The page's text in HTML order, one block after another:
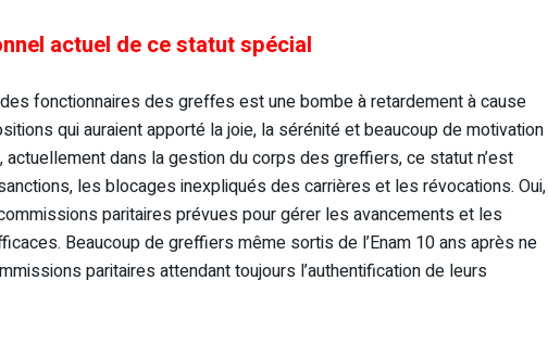
actuel de ce statut spécial
fonctionnaires des greffes est une bombe à retardement à cause
qui auraient apporté la joie, la sérénité et beaucoup de motivation
dans la gestion du corps des greffiers, ce statut n’est
les blocages inexpliqués des carrières et les révocations. Oui,
paritaires prévues pour gérer les avancements et les
Beaucoup de greffiers même sortis de l’Enam 10 ans après ne
paritaires attendant toujours l’authentification de leurs